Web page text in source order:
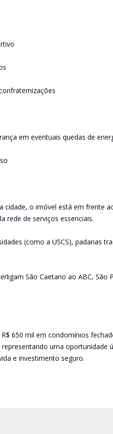
em eventuais quedas de
cidade, o imóvel está em frente
rede de serviços essenciais.
(como a USCS), padarias
São Caetano ao ABC, São
650 mil em condomínios
uma oportunidade
e investimento seguro.